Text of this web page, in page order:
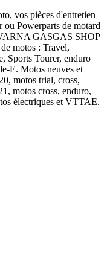
vos pièces d'entretien
ou Powerparts de motard
GASGAS SHOP
motos : Travel,
Sports Tourer, enduro
E. Motos neuves et
motos trial, cross,
motos cross, enduro,
électriques et VTTAE.